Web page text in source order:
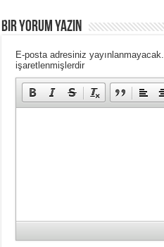
BIR YORUM YAZIN
E-posta adresiniz yayınlanmayacak.
işaretlenmişlerdir